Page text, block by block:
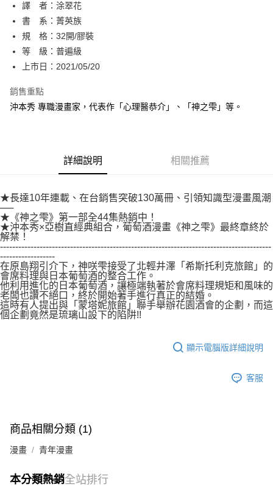
２．便利：只要手機號碼，簡訊認證，即可結帳。
３．安心：先確認商品／服務後，再付款。
【「AFTEE先享後付」結帳流程】
１．於結帳方式選擇「AFTEE先享後付」後，將跳轉至「AFTEE先享後付」
結帳頁面，進行簡訊認證並確認金額後，即可完成結帳。
２．訂單成立數日內，您將收到繳費通知簡訊。
ATM／網路銀行／等多元方式進行付款，方視為交易完成。
※ 請注意：結帳手續完成當下不需立刻繳費，但若您需要取消訂單，請聯絡
客戶支援中心」https://netprotections.freshdesk.com/support/home
１．透過由恩沛科技股份有限公司提供之「AFTEE先享後付」服務完成之交
易，需依本服務之必要範圍內提供個人資料，並將交易相關給付款項請求債
權轉讓予恩沛科技股份有限公司。
２．關於個人資料處理事宜，請瀏覽以下網址：
https://aftee.tw/terms/#terms3
３．未成年的使用者請事先徵得法定代理人或監護人之同意方可使用
「AFTEE先享後付」，若未經同意申辦者引起之損失，本公司不負相關責
任。
４．使用「AFTEE先享後付」時，將依據個別帳號之用戶狀況，依本公司即
時審查核予不同之上限額度；若仍有額度不足之情形，本公司將視審查結果
請求用戶進行身份認證。
５．嚴禁一人註冊多個帳號或使用他人資訊註冊。若發現惡意使用之情形，
全家取貨付款
每筆NT$80，滿NT$500(含以上)免運費
付款後全家取貨
每筆NT$80，滿NT$500(含以上)免運費
每筆NT$80，滿NT$500(含以上)免運費
付款後7-11取貨
每筆NT$80，滿NT$500(含以上)免運費
宅配
每筆NT$100，滿NT$800(含以上)免運費
國家/地區配送
譯 者：涂翠花
書 系：菁英族
規 格：32開/膠裝
等 級：普遍級
上市日：2021/05/20
銷售重點
沖本秀 專職漫畫家，代表作「心理醫恭介」、「神之雫」等。
詳細說明 相關推薦
★長達10年連載、在台銷售突破130萬冊、引領知識型漫畫風潮
──
★《神之雫》第一部全44集熱銷中！
★沖本秀×亞樹直經典組合，葡萄酒漫畫《神之雫》最終章終於
解禁！
-----------------------------------------------------------------------------------------
------------------
在原島翔引介下，神咲雫接受了北輕井澤「希斯托利克旅館」的
會席料理與日本葡萄酒的整合工作。
他利用進化的日本葡萄酒，讓極端執著於會席料理規矩和風味的
老闆也讚不絕口，終於開始著手進行真正的結婚。
這時有人提出與「蒙塔妮旅館」聯手舉辦花園酒會的企劃，而這
個企劃竟然是琉璃山設下的陷阱!!
顯示電腦版詳細說明
客服
商品相關分類 (1)
漫畫 青年漫畫
本分類熱銷全站排行